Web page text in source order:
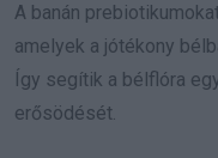
A banán
amelyek a jótékony
Így segítik a bélflóra
erősödését.